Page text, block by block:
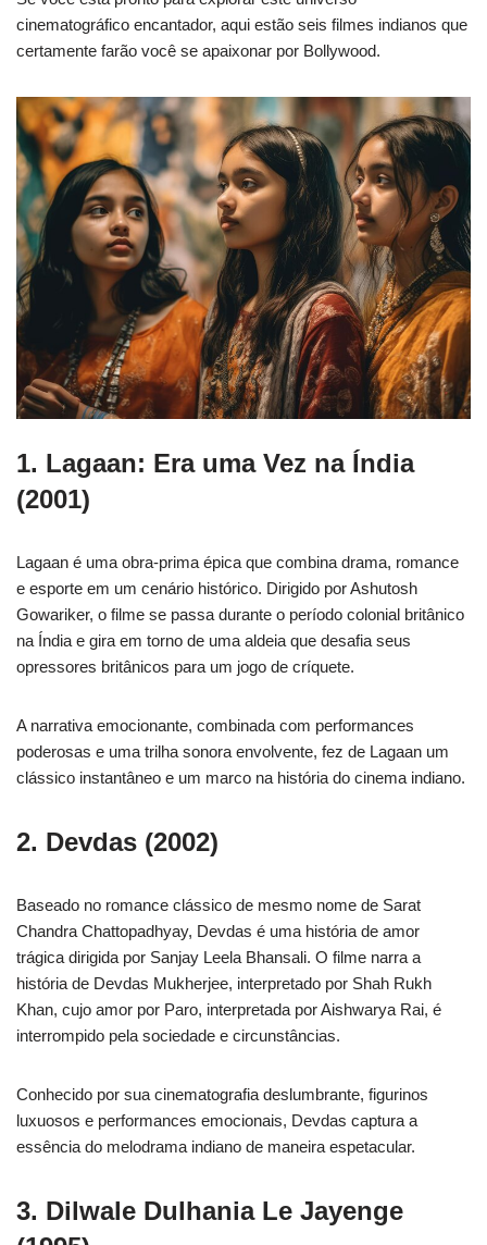
cinematográfico encantador, aqui estão seis filmes indianos que
certamente farão você se apaixonar por Bollywood.
1. Lagaan: Era uma Vez na Índia
(2001)
Lagaan é uma obra-prima épica que combina drama, romance
e esporte em um cenário histórico. Dirigido por Ashutosh
Gowariker, o filme se passa durante o período colonial britânico
na Índia e gira em torno de uma aldeia que desafia seus
opressores britânicos para um jogo de críquete.
A narrativa emocionante, combinada com performances
poderosas e uma trilha sonora envolvente, fez de Lagaan um
clássico instantâneo e um marco na história do cinema indiano.
2. Devdas (2002)
Baseado no romance clássico de mesmo nome de Sarat
Chandra Chattopadhyay, Devdas é uma história de amor
trágica dirigida por Sanjay Leela Bhansali. O filme narra a
história de Devdas Mukherjee, interpretado por Shah Rukh
Khan, cujo amor por Paro, interpretada por Aishwarya Rai, é
interrompido pela sociedade e circunstâncias.
Conhecido por sua cinematografia deslumbrante, figurinos
luxuosos e performances emocionais, Devdas captura a
essência do melodrama indiano de maneira espetacular.
3. Dilwale Dulhania Le Jayenge